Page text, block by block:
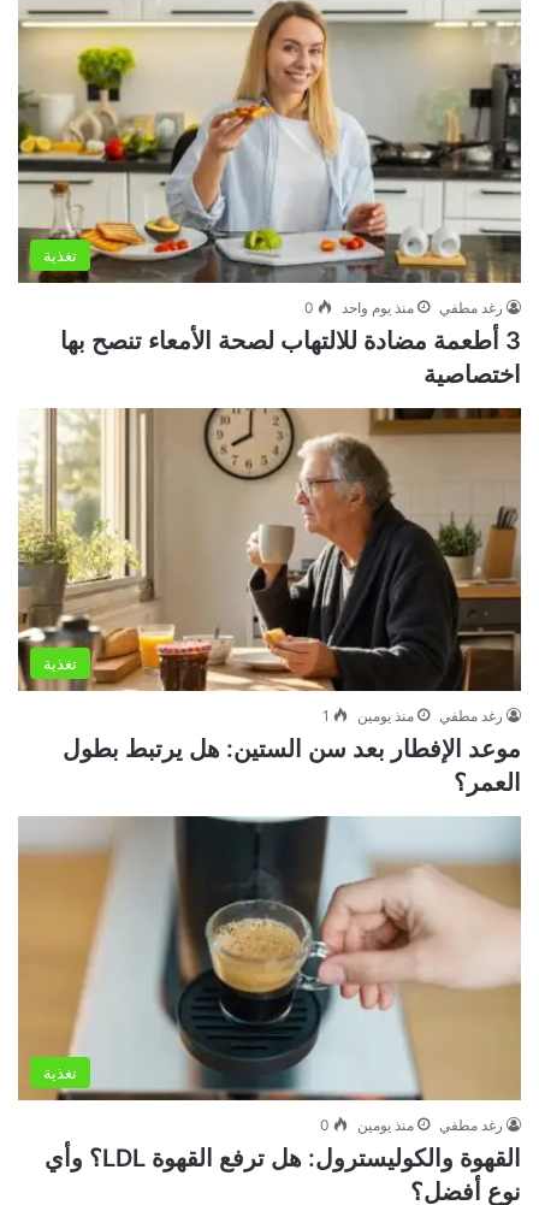
تغذية
رغد مطفي منذ يوم واحد 0
3 أطعمة مضادة للالتهاب لصحة الأمعاء تنصح بها
اختصاصية
تغذية
رغد مطفي منذ يومين 1
موعد الإفطار بعد سن الستين: هل يرتبط بطول
العمر؟
تغذية
رغد مطفي منذ يومين 0
القهوة والكوليسترول: هل ترفع القهوة LDL؟ وأي
نوع أفضل؟